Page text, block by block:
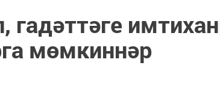
гадәттәге
мөмкиннәр